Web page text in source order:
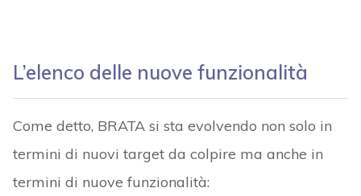
L’elenco delle nuove funzionalità
Come detto, BRATA si sta evolvendo non solo in
termini di nuovi target da colpire ma anche in
termini di nuove funzionalità: